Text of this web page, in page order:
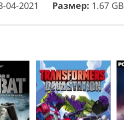
04-2021 Размер: 1.67 GB